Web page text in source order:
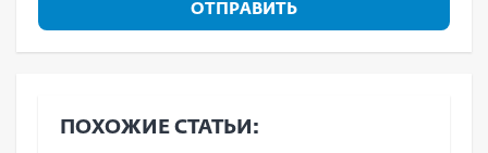
ОТПРАВИТЬ
ПОХОЖИЕ СТАТЬИ: